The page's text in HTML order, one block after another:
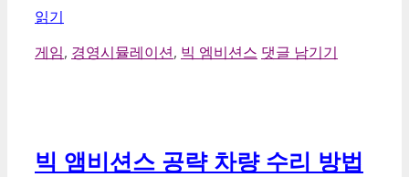
읽기
카
게임, 경영시뮬레이션, 빅 엠비션스 댓글 남기기
빅 앰비션스 공략 차량 수리 방법